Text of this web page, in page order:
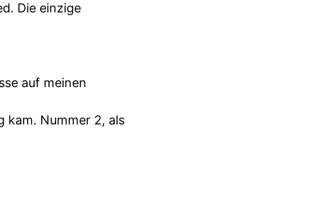
Die einzige
auf meinen
kam. Nummer 2, als